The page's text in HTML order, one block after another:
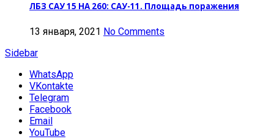
ЛБЗ САУ 15 НА 260: САУ-11. Площадь поражения
13 января, 2021 No Comments
Sidebar
WhatsApp
VKontakte
Telegram
Facebook
Email
YouTube